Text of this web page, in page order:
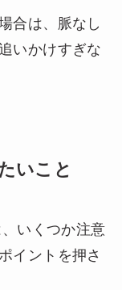
合は、脈なし
いかけすぎな
いこと
いくつか注意
イントを押さ